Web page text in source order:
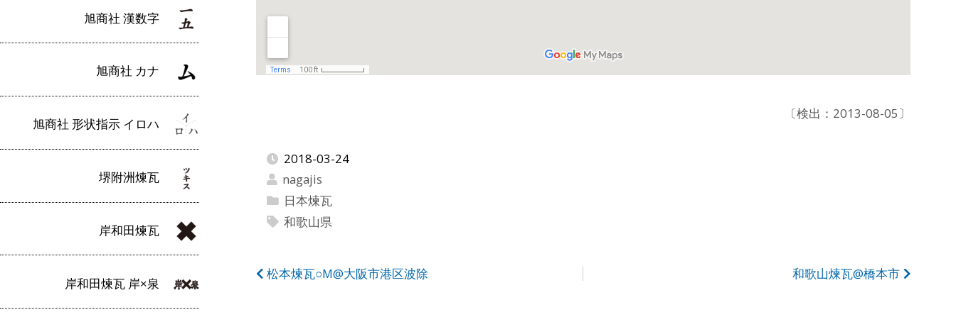
旭商社 漢数字
旭商社 カナ
旭商社 形状指示 イロハ
堺附洲煉瓦
岸和田煉瓦
岸和田煉瓦 岸×泉
〔検出：2013-08-05〕
2018-03-24
nagajis
日本煉瓦
和歌山県
投
和歌山煉瓦@橋本市
松本煉瓦○M@大阪市港区波除